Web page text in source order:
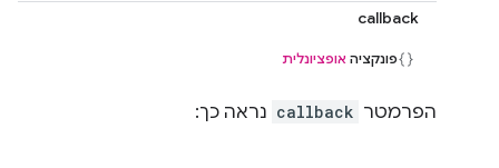
callback
פונקציה אופציונלית
הפרמטר callback נראה כך: